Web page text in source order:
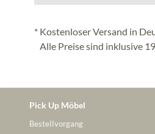
* Kostenloser Versand in
Alle Preise sind inklusive
Pick Up Möbel
Bestellvorgang